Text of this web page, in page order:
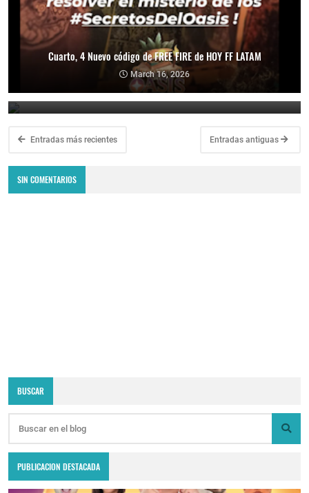
Cuarto, 4 Nuevo código de FREE FIRE de HOY FF LATAM
March 16, 2026
CODIGO LEGENDARIO 16 DE MARZO DE 2026 CODIGO DE HOY FREE
FIRE FF LATAM
March 15, 2026
Entradas más recientes Entradas antiguas
SIN COMENTARIOS
BUSCAR
PUBLICACION DESTACADA